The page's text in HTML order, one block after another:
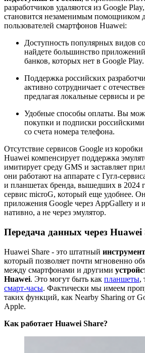
разработчиков удаляются из Google
становится незаменимым помощником
пользователей смартфонов Huawei:
Доступность популярных видов
найдете большинство
банков, которых нет в Google Play.
Поддержка российских
активно сотрудничает с
предлагая локальные сервисы и
Удобные способы оплаты. Вы
покупки и подписки
со счета номера телефона.
Отсутствие сервисов Google из коробки
Huawei компенсирует поддержка
имитирует среду GMS и заставляет
они работают на аппарате с Гугл-
и планшетах бренда, вышедших в 2024
сервис microG, который еще удобнее.
приложения Google через AppGallery и
нативно, а не через эмулятор.
Передача данных через Huawei
Huawei Share - это штатный
который позволяет почти мгновенно
между смартфонами и другими
Huawei. Это могут быть как планшеты,
смарт-часы. Фактически мы имеем
таких функций, как Nearby Sharing от
Apple.
Как работает Huawei Share?